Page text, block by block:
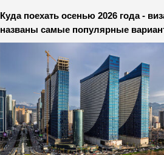
Куда поехать осенью 2026 года -
названы самые популярные